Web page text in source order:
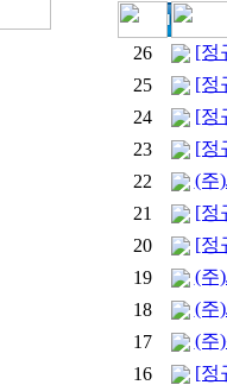
26
[정
25
[정
24
[정
23
[정
22
(주
21
[정
20
[정
19
(주
18
(주
17
(주
16
[정